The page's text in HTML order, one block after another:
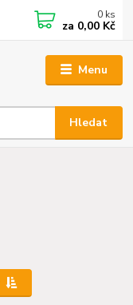
Menu
Hledat
0 ks
za 0,00 Kč